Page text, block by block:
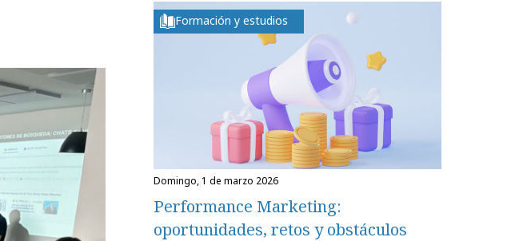
Formación y estudios
domingo, 1 de marzo 2026
Performance Marketing:
oportunidades, retos y obstáculos